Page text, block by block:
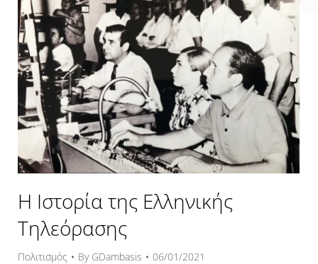
Η Ιστορία της Ελληνικής
Τηλεόρασης
Πολιτισμός By GDambasis 06/01/2021